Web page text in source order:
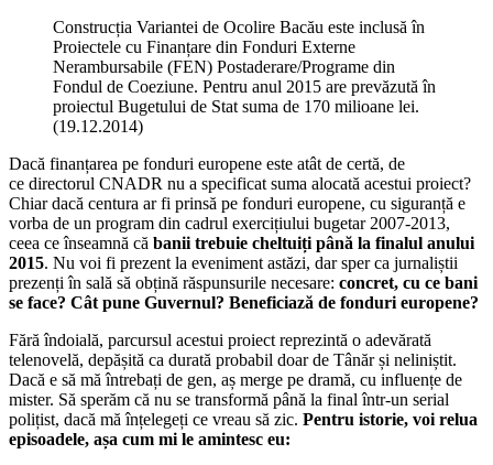
Construcția Variantei de Ocolire Bacău este inclusă în
Proiectele cu Finanțare din Fonduri Externe
Nerambursabile (FEN) Postaderare/Programe din
Fondul de Coeziune. Pentru anul 2015 are prevăzută în
proiectul Bugetului de Stat suma de 170 milioane lei.
(19.12.2014)
Dacă finanțarea pe fonduri europene este atât de certă, de
ce directorul CNADR nu a specificat suma alocată acestui proiect?
Chiar dacă centura ar fi prinsă pe fonduri europene, cu siguranță e
vorba de un program din cadrul exercițiului bugetar 2007-2013,
ceea ce înseamnă că banii trebuie cheltuiți până la finalul anului
2015. Nu voi fi prezent la eveniment astăzi, dar sper ca jurnaliștii
prezenți în sală să obțină răspunsurile necesare: concret, cu ce bani
se face? Cât pune Guvernul? Beneficiază de fonduri europene?
Fără îndoială, parcursul acestui proiect reprezintă o adevărată
telenovelă, depășită ca durată probabil doar de Tânăr și neliniștit.
Dacă e să mă întrebați de gen, aș merge pe dramă, cu influențe de
mister. Să sperăm că nu se transformă până la final într-un serial
polițist, dacă mă înțelegeți ce vreau să zic. Pentru istorie, voi relua
episoadele, așa cum mi le amintesc eu: